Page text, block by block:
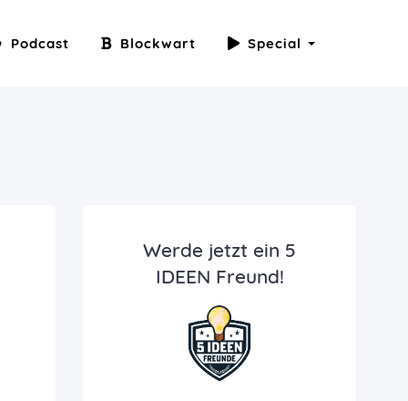
Podcast Blockwart Special
Werde jetzt ein 5
IDEEN Freund!